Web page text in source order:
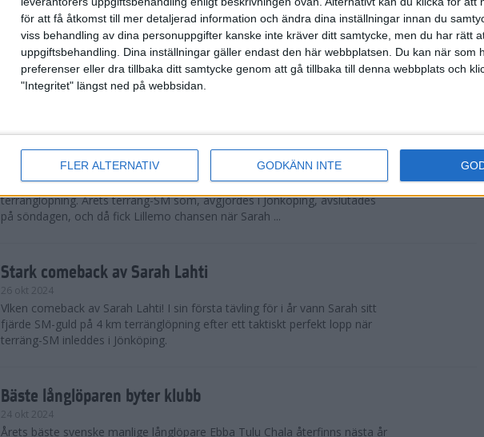
för att få åtkomst till mer detaljerad information och ändra dina inställningar innan du
viss behandling av dina personuppgifter kanske inte kräver ditt samtycke, men du har rätt
uppgiftsbehandling. Dina inställningar gäller endast den här webbplatsen. Du kan när som
preferenser eller dra tillbaka ditt samtycke genom att gå tillbaka till denna webbplats och
"Integritet" längst ned på webbsidan.
FLER ALTERNATIV GODKÄNN INTE
Historien om New York City Marathon
29 okt 2024
Söndagen den 3 november, avgjordes världens mest kända maratonlopp
TCS New York City Marathon, ett lopp som samlar cirka 50 000 deltagare
från hela världen, därav omkring 300 från Sverige.
Äntligen SM-guld för Lillemo
I regnväder fick äntligen Emilia Lillemo vinna ett SM-guld i seniorklassen i
terränglöpning. Årets terräng-SM som, avgjordes i Jönköping, avslutades
på söndagen, och då fick Lillemo chansen när Sarah ...
Stark comeback av Sarah Lahti
26 okt 2024
Vlken comeback av Sarah Lahti! I sin första tävling för i år vann Sarah sitt
fjärde SM-guld på 4 km terränglöpning efter ett taktiskt perfekt lopp när
terräng-SM inleddes i Jönköping.
Bäste långlöparen byter klubb
24 okt 2024
Årets bäste svenske manlige långlöpare Ebba Tulu Chala återfinns nästa år